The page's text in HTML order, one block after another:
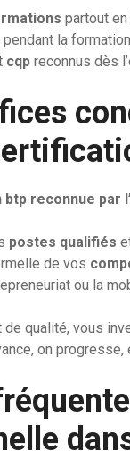
partout
pendant la
cqp reconnus dès
reconnue par
postes qualifiés
de vos
ou la
de qualité, vous
on